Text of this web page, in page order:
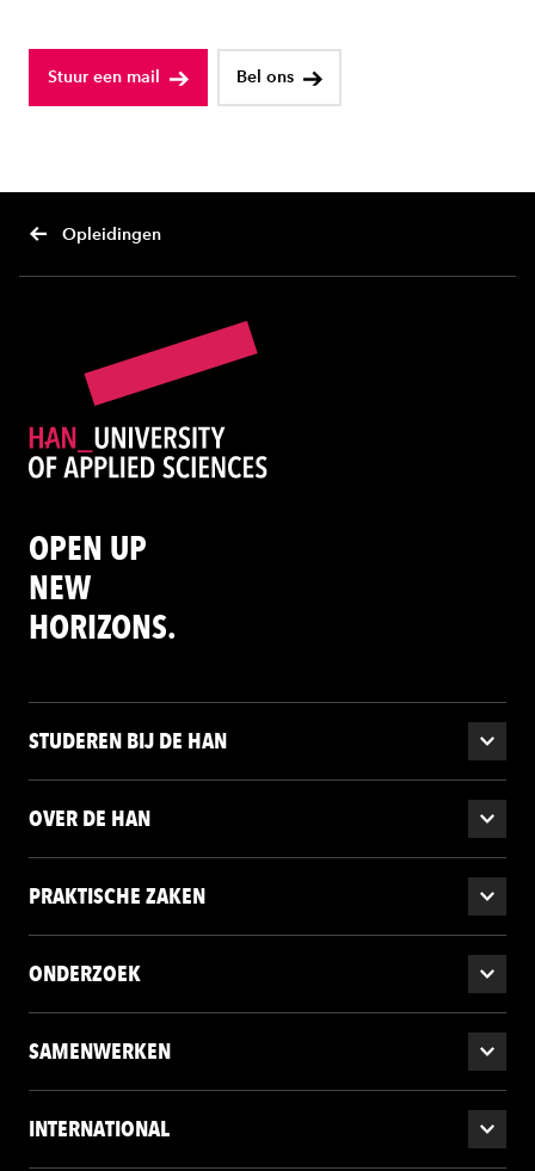
Stuur een mail Bel ons
Opleidingen
OPEN UP
NEW
HORIZONS.
STUDEREN BIJ DE HAN
OVER DE HAN
PRAKTISCHE ZAKEN
ONDERZOEK
SAMENWERKEN
INTERNATIONAL